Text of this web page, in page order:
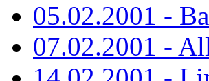
05.02.2001 -
07.02.2001 -